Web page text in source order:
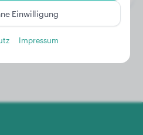
Einwilligung
Impressum